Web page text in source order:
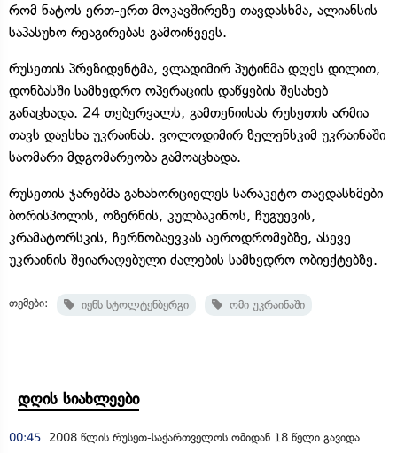
რომ ნატოს ერთ-ერთ მოკავშირეზე თავდასხმა, ალიანსის
საპასუხო რეაგირებას გამოიწვევს.
რუსეთის პრეზიდენტმა, ვლადიმირ პუტინმა დღეს დილით,
დონბასში სამხედრო ოპერაციის დაწყების შესახებ
განაცხადა. 24 თებერვალს, გამთენიისას რუსეთის არმია
თავს დაესხა უკრაინას. ვოლოდიმირ ზელენსკიმ უკრაინაში
საომარი მდგომარეობა გამოაცხადა.
რუსეთის ჯარებმა განახორციელეს სარაკეტო თავდასხმები
ბორისპოლის, ოზერნის, კულბაკინოს, ჩუგუევის,
კრამატორსკის, ჩერნობაევკას აეროდრომებზე, ასევე
უკრაინის შეიარაღებული ძალების სამხედრო ობიექტებზე.
თემები: იენს სტოლტენბერგი ომი უკრაინაში
დღის სიახლეები
00:45 2008 წლის რუსეთ-საქართველოს ომიდან 18 წელი გავიდა